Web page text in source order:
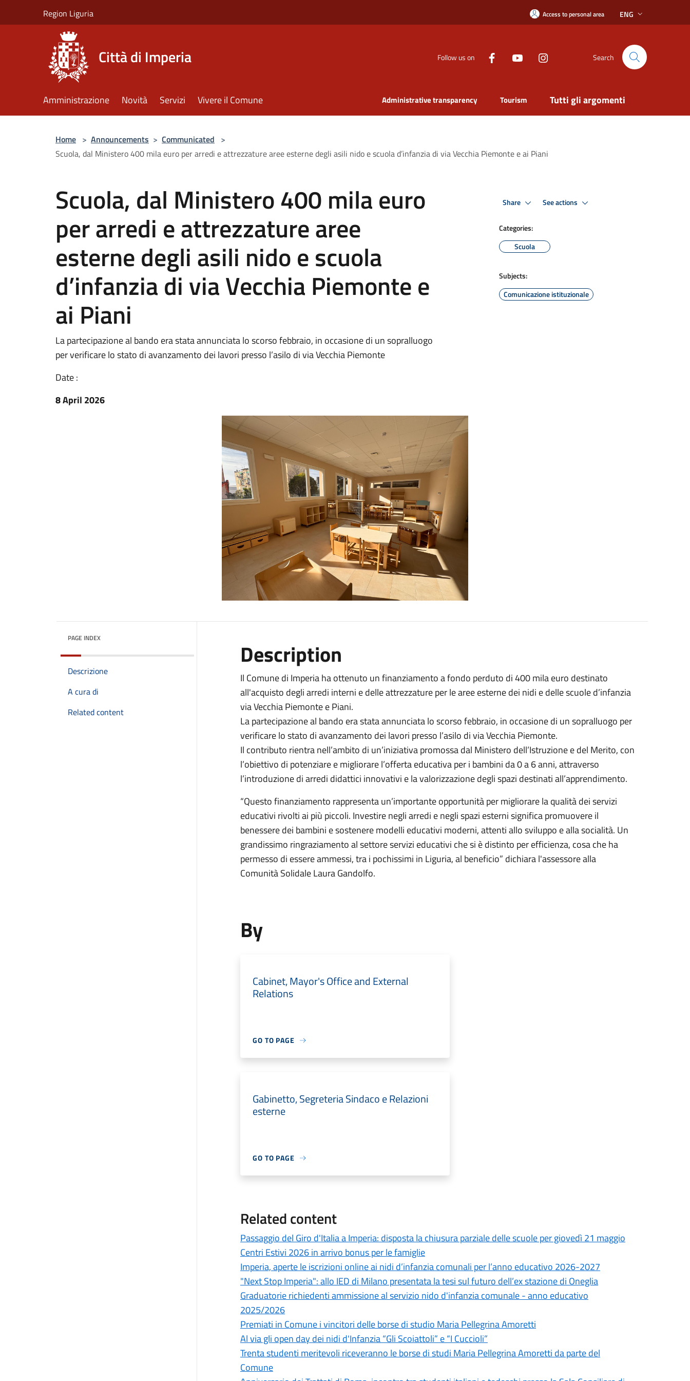
Region Liguria Access to personal area ENG
Città di Imperia Follow us on Search
Amministrazione Novità Servizi Vivere il Comune Administrative transparency Tourism Tutti gli argomenti
Home > Announcements > Communicated >
Scuola, dal Ministero 400 mila euro per arredi e attrezzature aree esterne degli asili nido e scuola d’infanzia di via Vecchia Piemonte e ai Piani
Scuola, dal Ministero 400 mila euro
per arredi e attrezzature aree
esterne degli asili nido e scuola
d’infanzia di via Vecchia Piemonte e
ai Piani
La partecipazione al bando era stata annunciata lo scorso febbraio, in occasione di un sopralluogo
per verificare lo stato di avanzamento dei lavori presso l’asilo di via Vecchia Piemonte
Date :
8 April 2026
Share See actions
Categories:
Scuola
Subjects:
Comunicazione istituzionale
PAGE INDEX
Descrizione
A cura di
Related content
Description
Il Comune di Imperia ha ottenuto un finanziamento a fondo perduto di 400 mila euro destinato
all'acquisto degli arredi interni e delle attrezzature per le aree esterne dei nidi e delle scuole d’infanzia
via Vecchia Piemonte e Piani.
La partecipazione al bando era stata annunciata lo scorso febbraio, in occasione di un sopralluogo per
verificare lo stato di avanzamento dei lavori presso l’asilo di via Vecchia Piemonte.
Il contributo rientra nell’ambito di un’iniziativa promossa dal Ministero dell’Istruzione e del Merito, con
l’obiettivo di potenziare e migliorare l’offerta educativa per i bambini da 0 a 6 anni, attraverso
l’introduzione di arredi didattici innovativi e la valorizzazione degli spazi destinati all’apprendimento.
“Questo finanziamento rappresenta un’importante opportunità per migliorare la qualità dei servizi
educativi rivolti ai più piccoli. Investire negli arredi e negli spazi esterni significa promuovere il
benessere dei bambini e sostenere modelli educativi moderni, attenti allo sviluppo e alla socialità. Un
grandissimo ringraziamento al settore servizi educativi che si è distinto per efficienza, cosa che ha
permesso di essere ammessi, tra i pochissimi in Liguria, al beneficio” dichiara l'assessore alla
Comunità Solidale Laura Gandolfo.
By
Cabinet, Mayor's Office and External
Relations
GO TO PAGE
Gabinetto, Segreteria Sindaco e Relazioni
esterne
GO TO PAGE
Related content
Passaggio del Giro d'Italia a Imperia: disposta la chiusura parziale delle scuole per giovedì 21 maggio
Centri Estivi 2026 in arrivo bonus per le famiglie
Imperia, aperte le iscrizioni online ai nidi d’infanzia comunali per l’anno educativo 2026-2027
"Next Stop Imperia": allo IED di Milano presentata la tesi sul futuro dell’ex stazione di Oneglia
Graduatorie richiedenti ammissione al servizio nido d'infanzia comunale - anno educativo
2025/2026
Premiati in Comune i vincitori delle borse di studio Maria Pellegrina Amoretti
Al via gli open day dei nidi d'Infanzia “Gli Scoiattoli” e “I Cuccioli”
Trenta studenti meritevoli riceveranno le borse di studi Maria Pellegrina Amoretti da parte del
Comune